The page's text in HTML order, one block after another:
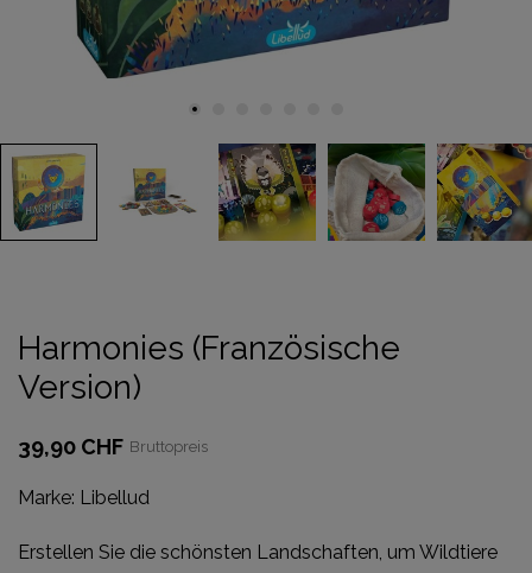
Harmonies (Französische
Version)
39,90 CHF Bruttopreis
Marke: Libellud
Erstellen Sie die schönsten Landschaften, um Wildtiere